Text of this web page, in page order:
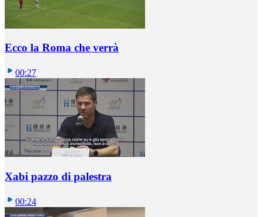
Ecco la Roma che verrà
00:27
Xabi pazzo di palestra
00:24